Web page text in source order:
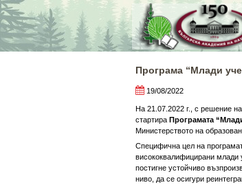
Skip
to
content
Програма “Млади
19/08/2022
На 21.07.2022 г., с решение
стартира Програмата
Министерството на
Специфична цел на
висококвалифицирани млади
постигне устойчиво
ниво, да се осигури